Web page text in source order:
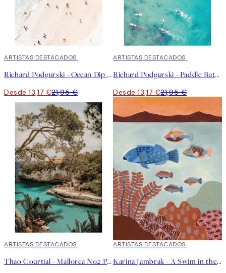
40%*
ARTISTAS DESTACADOS
Richard Podgurski - Ocean Dip Poster
Desde 13,17 €21,95 €
40%*
ARTISTAS DESTACADOS
Richard Podgurski - Paddle Battle Poster
Desde 13,17 €21,95 €
40%*
ARTISTAS DESTACADOS
Thao Courtial - Mallorca No2 Poster
40%*
ARTISTAS DESTACADOS
Karina Jambrak - A Swim in the Ocean Poster